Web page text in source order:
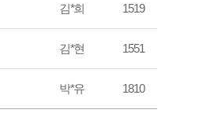
김*희 1519
김*현 1551
박*유 1810